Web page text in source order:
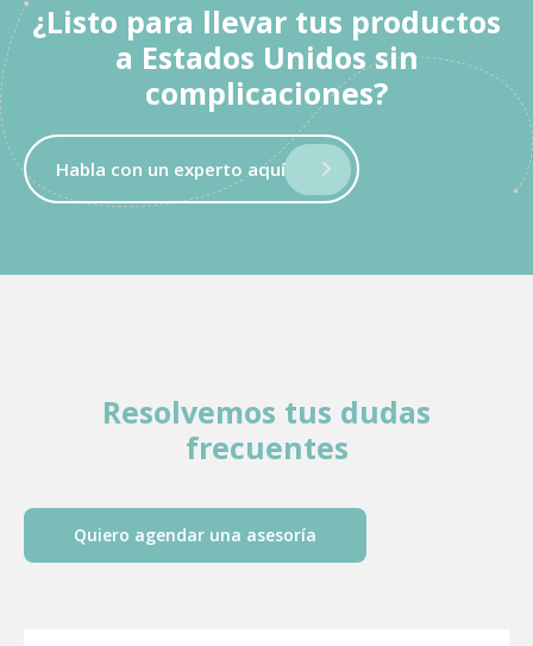
¿Listo para llevar tus productos
a Estados Unidos sin
complicaciones?
Habla con un experto aquí
Resolvemos tus dudas
frecuentes
Quiero agendar una asesoría